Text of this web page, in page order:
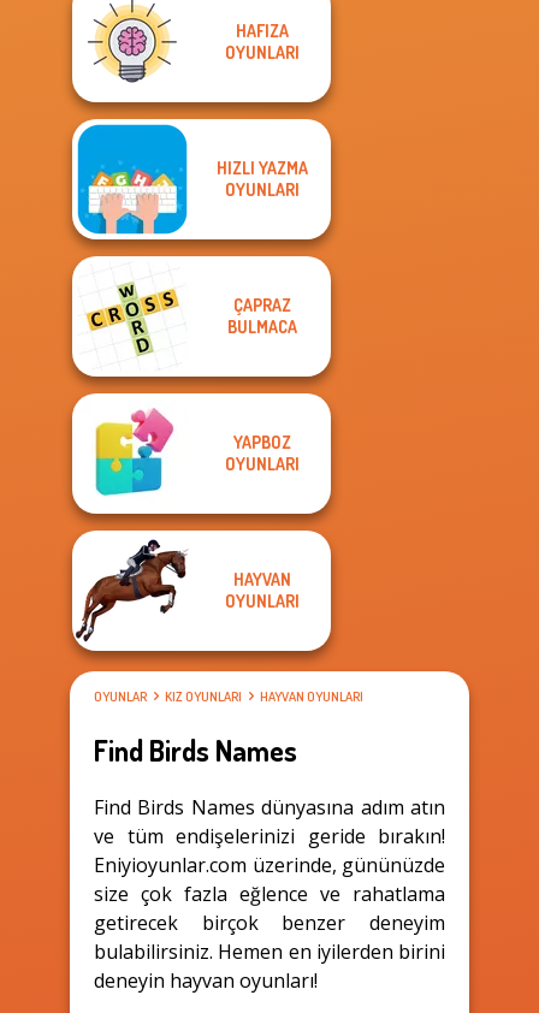
HAFIZA
OYUNLARI
HIZLI YAZMA
OYUNLARI
ÇAPRAZ
BULMACA
YAPBOZ
OYUNLARI
HAYVAN
OYUNLARI
OYUNLAR KIZ OYUNLARI HAYVAN OYUNLARI
Find Birds Names
Find Birds Names dünyasına adım atın
ve tüm endişelerinizi geride bırakın!
Eniyioyunlar.com üzerinde, gününüzde
size çok fazla eğlence ve rahatlama
getirecek birçok benzer deneyim
bulabilirsiniz. Hemen en iyilerden birini
deneyin hayvan oyunları!